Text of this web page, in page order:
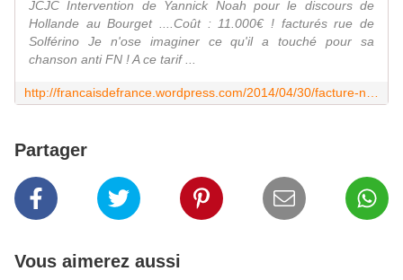
JCJC Intervention de Yannick Noah pour le discours de
Hollande au Bourget ....Coût : 11.000€ ! facturés rue de
Solférino Je n'ose imaginer ce qu'il a touché pour sa
chanson anti FN ! A ce tarif ...
Partager
Vous aimerez aussi